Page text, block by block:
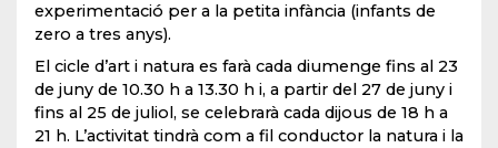
experimentació per a la petita infància (infants de
zero a tres anys).
El cicle d’art i natura es farà cada diumenge fins al 23
de juny de 10.30 h a 13.30 h i, a partir del 27 de juny i
fins al 25 de juliol, se celebrarà cada dijous de 18 h a
21 h. L’activitat tindrà com a fil conductor la natura i la